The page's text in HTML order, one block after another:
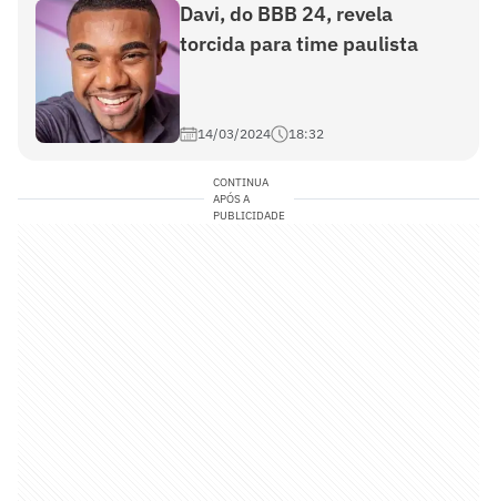
Davi, do BBB 24, revela
torcida para time paulista
14/03/2024 18:32
CONTINUA
APÓS A
PUBLICIDADE